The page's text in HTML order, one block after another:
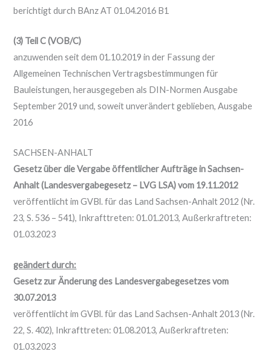
berichtigt durch BAnz AT 01.04.2016 B1
(3) Teil C (VOB/C)
anzuwenden seit dem 01.10.2019 in der Fassung der
Allgemeinen Technischen Vertragsbestimmungen für
Bauleistungen, herausgegeben als DIN-Normen Ausgabe
September 2019 und, soweit unverändert geblieben, Ausgabe
2016
SACHSEN-ANHALT
Gesetz über die Vergabe öffentlicher Aufträge in Sachsen-
Anhalt (Landesvergabegesetz – LVG LSA) vom 19.11.2012
veröffentlicht im GVBl. für das Land Sachsen-Anhalt 2012 (Nr.
23, S. 536 – 541), Inkrafttreten: 01.01.2013, Außerkraftreten:
01.03.2023
geändert durch:
Gesetz zur Änderung des Landesvergabegesetzes vom
30.07.2013
veröffentlicht im GVBl. für das Land Sachsen-Anhalt 2013 (Nr.
22, S. 402), Inkrafttreten: 01.08.2013, Außerkraftreten:
01.03.2023